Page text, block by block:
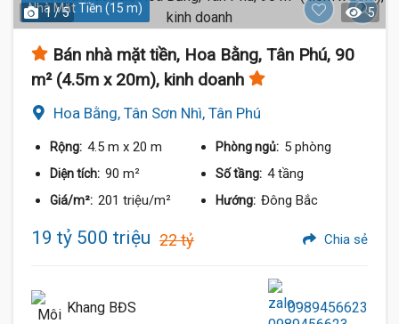
Nhà Mặt Tiền (15 m)
1 / 5 5
Bán nhà mặt tiền, Hoa Bằng, Tân Phú, 90
m² (4.5m x 20m), kinh doanh
Hoa Bằng, Tân Sơn Nhì, Tân Phú
Rộng: 4.5 m x 20 m Phòng ngủ: 5 phòng
Diện tích: 90 m² Số tầng: 4 tầng
Giá/m²: 201 triệu/m² Hướng: Đông Bắc
19 tỷ 500 triệu 22 tỷ Chia sẻ
Khang BĐS 0989456623